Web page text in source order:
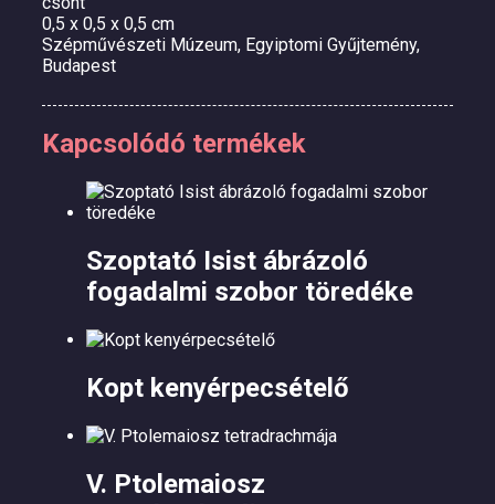
0,5 x 0,5 x 0,5 cm
Szépművészeti Múzeum, Egyiptomi Gyűjtemény,
Budapest
Kapcsolódó termékek
Szoptató Isist ábrázoló
fogadalmi szobor töredéke
Kopt kenyérpecsételő
V. Ptolemaiosz